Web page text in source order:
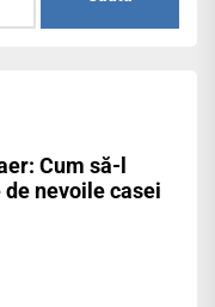
Cum să-l
nevoile casei